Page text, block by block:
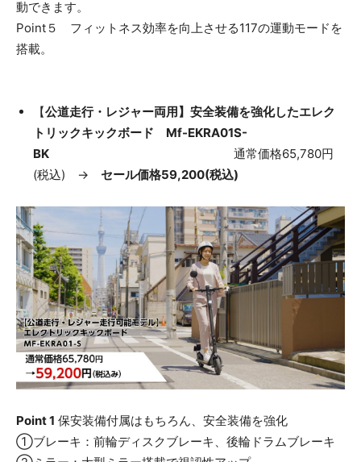
動できます。
Point５ フィットネス効率を向上させる117の運動モードを
搭載。
【公道走行・レジャー両用】安全装備を強化したエレク
トリックキックボード Mf-EKRA01S-
BK
通常価格65,780円
(税込) → セール価格59,200(税込)
Point 1 保安装備付属はもちろん、安全装備を強化
①ブレーキ：前輪ディスクブレーキ、後輪ドラムブレーキ